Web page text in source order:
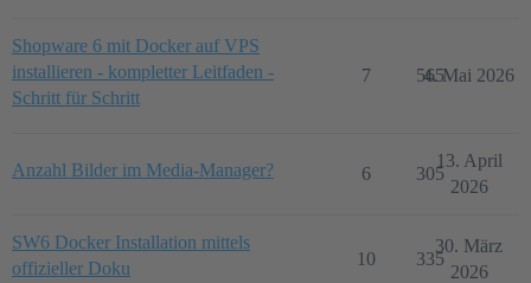
Shopware 6 mit Docker auf VPS
installieren - kompletter Leitfaden -
Schritt für Schritt
7 565
4. Mai 2026
Anzahl Bilder im Media-Manager? 6 305
13. April
2026
SW6 Docker Installation mittels
offizieller Doku
10 335
30. März
2026